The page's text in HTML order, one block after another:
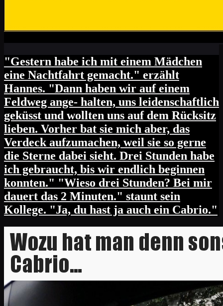
"Gestern habe ich mit einem Mädchen
eine Nachtfahrt gemacht." erzählt
Hannes. "Dann haben wir auf einem
Feldweg ange- halten, uns leidenschaftlich
geküsst und wollten uns auf dem Rücksitz
lieben. Vorher bat sie mich aber, das
Verdeck aufzumachen, weil sie so gerne
die Sterne dabei sieht. Drei Stunden habe
ich gebraucht, bis wir endlich beginnen
konnten." "Wieso drei Stunden? Bei mir
dauert das 2 Minuten." staunt sein
Kollege. "Ja, du hast ja auch ein Cabrio."